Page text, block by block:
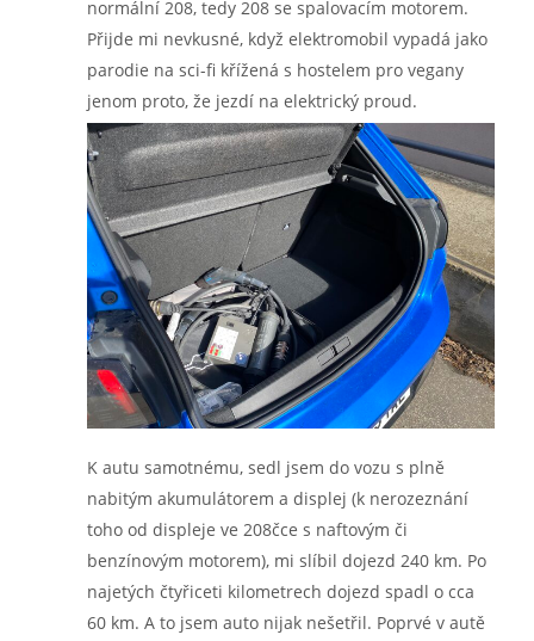
normální 208, tedy 208 se spalovacím motorem.
Přijde mi nevkusné, když elektromobil vypadá jako
parodie na sci-fi křížená s hostelem pro vegany
jenom proto, že jezdí na elektrický proud.
K autu samotnému, sedl jsem do vozu s plně
nabitým akumulátorem a displej (k nerozeznání
toho od displeje ve 208čce s naftovým či
benzínovým motorem), mi slíbil dojezd 240 km. Po
najetých čtyřiceti kilometrech dojezd spadl o cca
60 km. A to jsem auto nijak nešetřil. Poprvé v autě